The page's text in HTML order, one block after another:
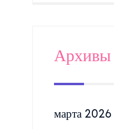
Архивы
марта 2026